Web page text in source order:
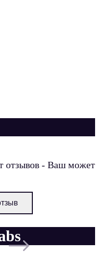
отзывов - Ваш может